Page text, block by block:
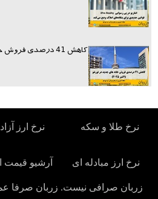
کاهش 41 درصدی فروش خانه در تورنتو
نرخ طلا و سکه نرخ ارز آزاد
نرخ ارز مبادله ای آرشیو قیمت
زربان صرافی نیست. زربان صرفا